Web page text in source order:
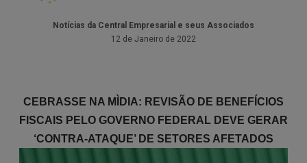
Notícias da Central Empresarial e seus Associados
12 de Janeiro de 2022
CEBRASSE NA MÌDIA: REVISÃO DE BENEFÍCIOS
FISCAIS PELO GOVERNO FEDERAL DEVE GERAR
‘CONTRA-ATAQUE’ DE SETORES AFETADOS